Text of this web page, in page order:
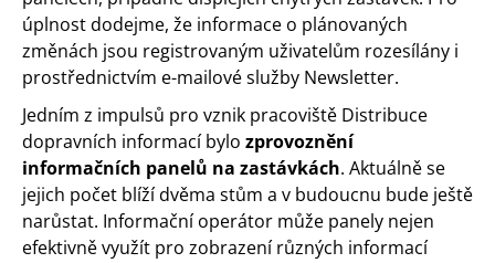
úplnost dodejme, že informace o plánovaných
změnách jsou registrovaným uživatelům rozesílány i
prostřednictvím e-mailové služby Newsletter.
Jedním z impulsů pro vznik pracoviště Distribuce
dopravních informací bylo zprovoznění
informačních panelů na zastávkách. Aktuálně se
jejich počet blíží dvěma stům a v budoucnu bude ještě
narůstat. Informační operátor může panely nejen
efektivně využít pro zobrazení různých informací